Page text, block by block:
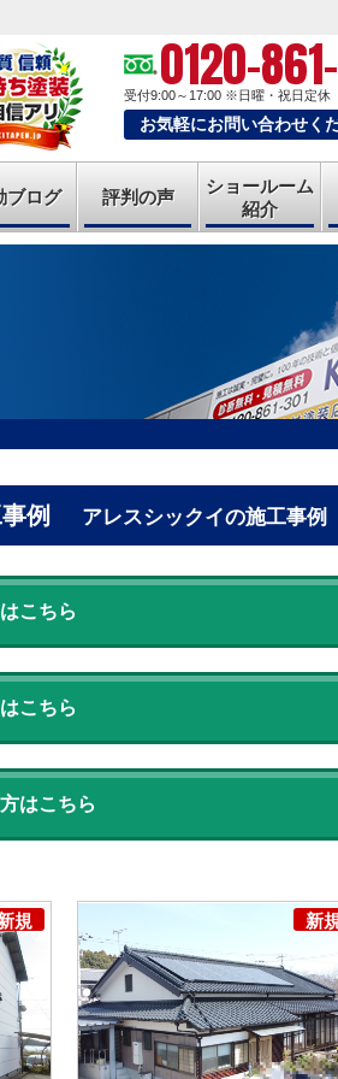
0120-
受付9:00～17:00 ※日曜・祝日定休
お気軽にお問い合わせく
ブログ 評判の声
ショールーム
紹介
例 アレスシックイの施工事例
こちら
こちら
はこちら
規 新